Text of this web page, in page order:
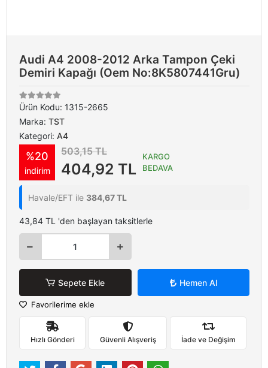
Audi A4 2008-2012 Arka Tampon Çeki
Demiri Kapağı (Oem No:8K5807441Gru)
Ürün Kodu: 1315-2665
Marka: TST
Kategori: A4
%20
indirim
503,15 TL
404,92 TL
KARGO
BEDAVA
Havale/EFT ile 384,67 TL
43,84 TL 'den başlayan taksitlerle
Sepete Ekle Hemen Al
Favorilerime ekle
Hızlı Gönderi Güvenli Alışveriş İade ve Değişim